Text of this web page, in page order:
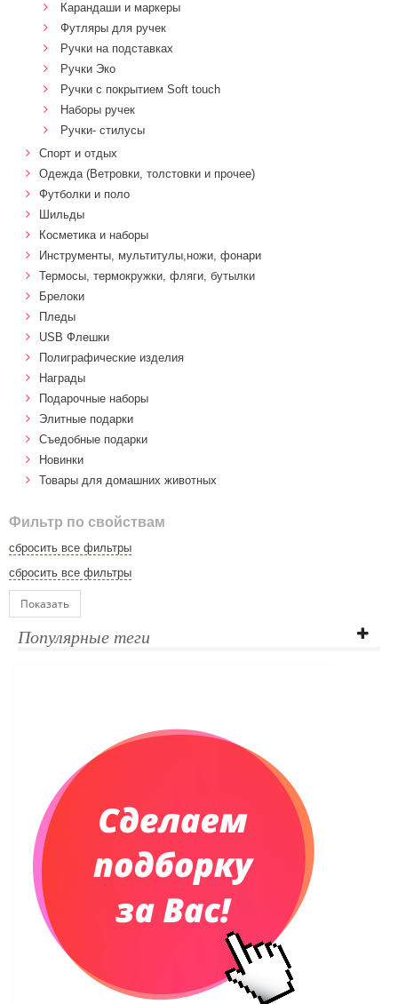
Карандаши и маркеры
Футляры для ручек
Ручки на подставках
Ручки Эко
Ручки с покрытием Soft touch
Наборы ручек
Ручки- стилусы
Спорт и отдых
Одежда (Ветровки, толстовки и прочее)
Футболки и поло
Шильды
Косметика и наборы
Инструменты, мультитулы,ножи, фонари
Термосы, термокружки, фляги, бутылки
Брелоки
Пледы
USB Флешки
Полиграфические изделия
Награды
Подарочные наборы
Элитные подарки
Cъедобные подарки
Новинки
Товары для домашних животных
Фильтр по свойствам
сбросить все фильтры
сбросить все фильтры
Показать
Популярные теги